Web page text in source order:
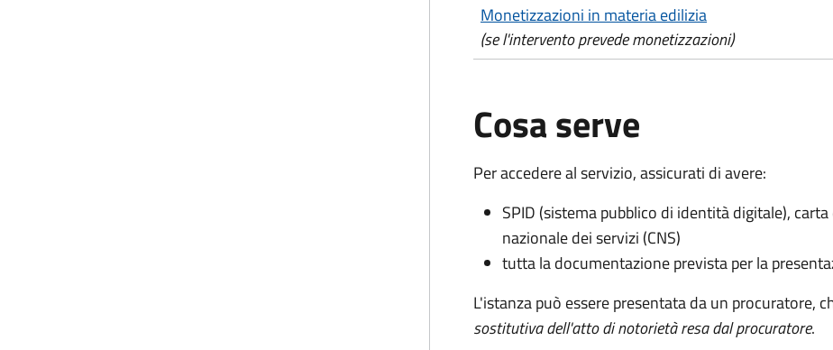
Monetizzazioni in materia edilizia
(se l'intervento prevede monetizzazioni)
Cosa serve
Per accedere al servizio, assicurati di avere:
SPID (sistema pubblico di identità digitale),
nazionale dei servizi (CNS)
tutta la documentazione prevista per la
L'istanza può essere presentata da un procuratore,
sostitutiva dell'atto di notorietà resa dal procuratore.